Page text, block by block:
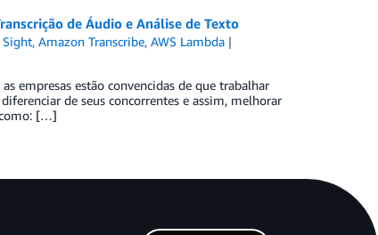
de Áudio e Análise de Texto
Sight,Amazon Transcribe,AWS Lambda
empresas estão convencidas de que trabalhar
de seus concorrentes e assim, melhorar
como: […]